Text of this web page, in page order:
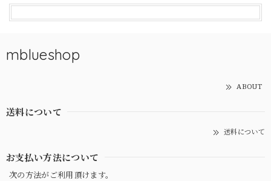
mblueshop
ABOUT
送料について
送料について
お支払い方法について
次の方法がご利用頂けます。